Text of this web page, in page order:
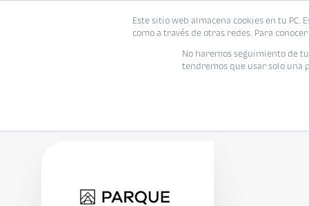
Este sitio web almacena cookies en tu
como a través de otras redes. Para
No haremos seguimiento de
tendremos que usar solo una